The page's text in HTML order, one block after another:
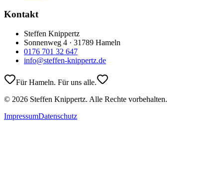
Kontakt
Steffen Knippertz
Sonnenweg 4 · 31789 Hameln
0176 701 32 647
info@steffen-knippertz.de
Für Hameln. Für uns alle.
© 2026 Steffen Knippertz. Alle Rechte vorbehalten.
ImpressumDatenschutz